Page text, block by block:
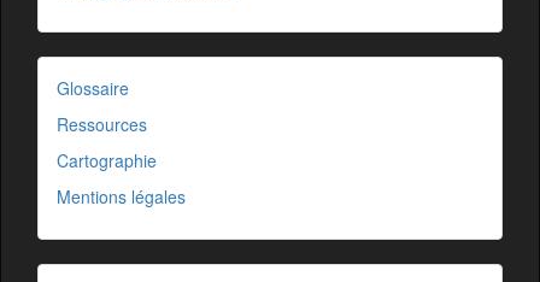
Glossaire
Ressources
Cartographie
Mentions légales